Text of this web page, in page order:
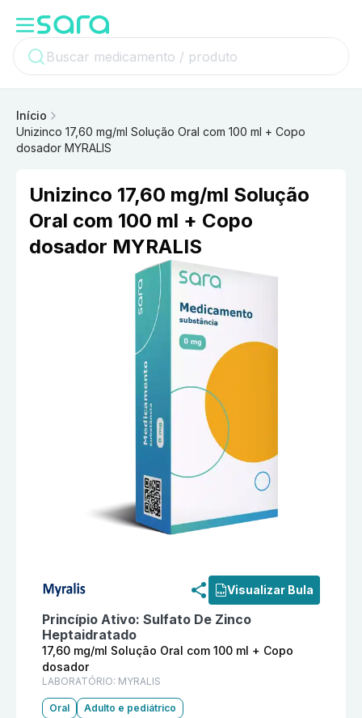
Início
Unizinco 17,60 mg/ml Solução Oral com 100 ml + Copo
dosador MYRALIS
Unizinco 17,60 mg/ml Solução
Oral com 100 ml + Copo
dosador MYRALIS
Visualizar Bula
Princípio Ativo: Sulfato De Zinco
Heptaidratado
17,60 mg/ml Solução Oral com 100 ml + Copo
dosador
LABORATÓRIO: MYRALIS
Oral Adulto e pediátrico